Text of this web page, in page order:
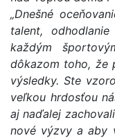
„Dnešné
talent,
každým
dôkazom toho, že
výsledky. Ste
veľkou hrdosťou
aj naďalej
nové výzvy a aby